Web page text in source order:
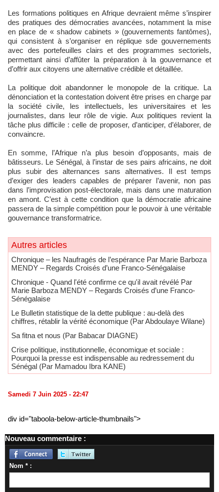
Les formations politiques en Afrique devraient même s’inspirer
des pratiques des démocraties avancées, notamment la mise
en place de « shadow cabinets » (gouvernements fantômes),
qui consistent à s’organiser en réplique sde gouvernements
avec des portefeuilles clairs et des programmes sectoriels,
permettant ainsi d’affûter la préparation à la gouvernance et
d’offrir aux citoyens une alternative crédible et détaillée.
La politique doit abandonner le monopole de la critique. La
dénonciation et la contestation doivent être prises en charge par
la société civile, les intellectuels, les universitaires et les
journalistes, dans leur rôle de vigie. Aux politiques revient la
tâche plus difficile : celle de proposer, d’anticiper, d’élaborer, de
convaincre.
En somme, l’Afrique n’a plus besoin d’opposants, mais de
bâtisseurs. Le Sénégal, à l’instar de ses pairs africains, ne doit
plus subir des alternances sans alternatives. Il est temps
d’exiger des leaders capables de préparer l’avenir, non pas
dans l’improvisation post-électorale, mais dans une maturation
en amont. C’est à cette condition que la démocratie africaine
passera de la simple compétition pour le pouvoir à une véritable
gouvernance transformatrice.
Autres articles
Chronique – les Naufragés de l’espérance Par Marie Barboza
MENDY – Regards Croisés d’une Franco-Sénégalaise
Chronique - Quand l'été confirme ce qu'il avait révélé Par
Marie Barboza MENDY – Regards Croisés d’une Franco-
Sénégalaise
Le Bulletin statistique de la dette publique : au-delà des
chiffres, rétablir la vérité économique (Par Abdoulaye Wilane)
Sa fitna et nous (Par Babacar DIAGNE)
Crise politique, institutionnelle, économique et sociale :
Pourquoi la presse est indispensable au redressement du
Sénégal (Par Mamadou Ibra KANE)
Samedi 7 Juin 2025 - 22:47
div id="taboola-below-article-thumbnails">
Nouveau commentaire :
Nom * :